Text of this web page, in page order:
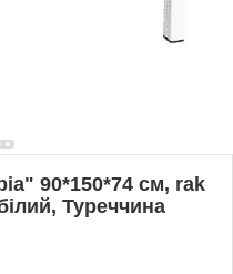
90*150*74 см, rak
Туреччина